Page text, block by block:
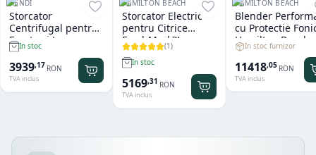
HENDI
Storcator
Centrifugal pentru
Fructe si Legume
Hendi
In stoc
3939,17 RON
TVA inclus
HAMILTON BEACH
Storcator Electric
pentru Citrice
FreshMark™
Hamilton Beach
(1)
In stoc
5169,31 RON
TVA inclus
HAMILTON BEACH
Blender
cu Protectie
Hamilton Beach
Summit® Edge
In stoc furnizor
11418,05 RON
TVA inclus